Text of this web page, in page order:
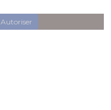
Autoriser